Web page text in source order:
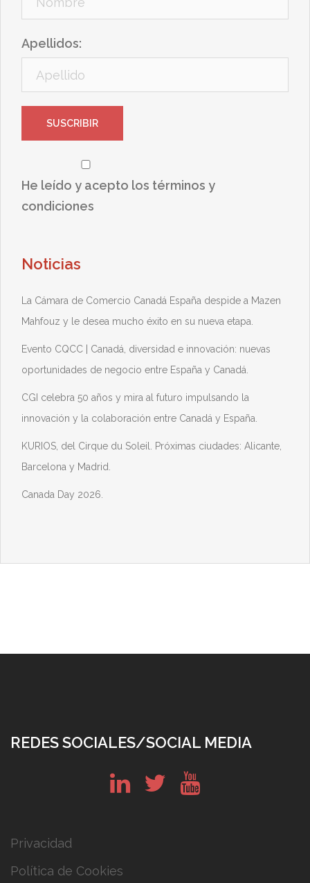
Apellidos:
He leído y acepto los términos y
condiciones
Noticias
La Cámara de Comercio Canadá España despide a Mazen
Mahfouz y le desea mucho éxito en su nueva etapa.
Evento CQCC | Canadá, diversidad e innovación: nuevas
oportunidades de negocio entre España y Canadá.
CGI celebra 50 años y mira al futuro impulsando la
innovación y la colaboración entre Canadá y España.
KURIOS, del Cirque du Soleil. Próximas ciudades: Alicante,
Barcelona y Madrid.
Canada Day 2026.
REDES SOCIALES/SOCIAL MEDIA
Privacidad
Política de Cookies